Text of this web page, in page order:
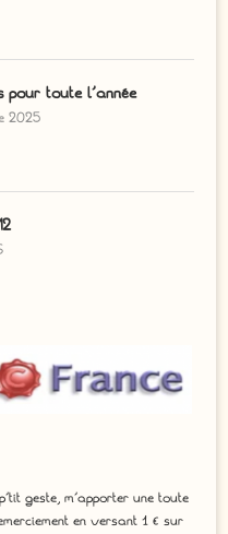
pour toute l’année
2025
geste, m’apporter une toute
en versant 1 € sur